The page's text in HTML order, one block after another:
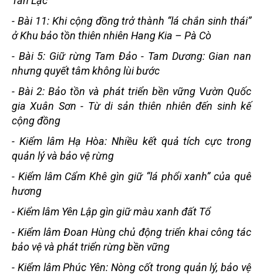
- Bài 11: Khi cộng đồng trở thành “lá chắn sinh thái”
ở Khu bảo tồn thiên nhiên Hang Kia – Pà Cò
- Bài 5: Giữ rừng Tam Đảo - Tam Dương: Gian nan
nhưng quyết tâm không lùi bước
-Bài 2: Bảo tồn và phát triển bền vững Vườn Quốc
gia Xuân Sơn - Từ di sản thiên nhiên đến sinh kế
cộng đồng
- Kiểm lâm Hạ Hòa: Nhiều kết quả tích cực trong
quản lý và bảo vệ rừng
- Kiểm lâm Cẩm Khê gìn giữ “lá phổi xanh” của quê
hương
-Kiểm lâm Yên Lập gìn giữ màu xanh đất Tổ
- Kiểm lâm Đoan Hùng chủ động triển khai công tác
bảo vệ và phát triển rừng bền vững
- Kiểm lâm Phúc Yên: Nòng cốt trong quản lý, bảo vệ